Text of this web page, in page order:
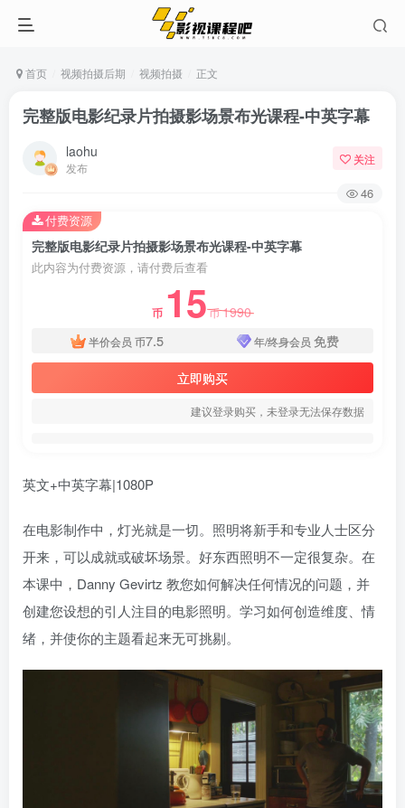
首页 视频拍摄后期 视频拍摄 正文
完整版电影纪录片拍摄影场景布光课程-中英字幕
laohu
发布
关注
46
完整版电影纪录片拍摄影场景布光课程-中英字幕
此内容为付费资源，请付费后查看
币 15币1990
半价会员 币7.5 年/终身会员 免费
立即购买
建议登录购买，未登录无法保存数据
付费资源
英文+中英字幕|1080P
在电影制作中，灯光就是一切。照明将新手和专业人士区分
开来，可以成就或破坏场景。好东西照明不一定很复杂。在
本课中，Danny Gevirtz 教您如何解决任何情况的问题，并
创建您设想的引人注目的电影照明。学习如何创造维度、情
绪，并使你的主题看起来无可挑剔。